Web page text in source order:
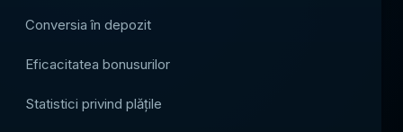
Conversia în depozit
Eficacitatea bonusurilor
Statistici privind plățile